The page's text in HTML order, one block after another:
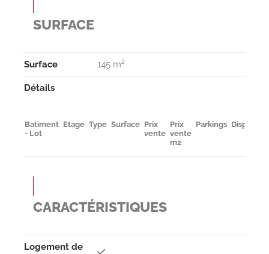
SURFACE
Surface 145 m²
Détails
Batiment
- Lot
Etage Type Surface Prix
vente
Prix
vente
m2
Parkings
CARACTÉRISTIQUES
Logement de